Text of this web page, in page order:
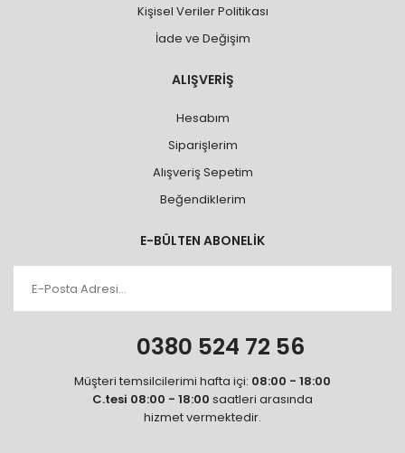
Kişisel Veriler Politikası
İade ve Değişim
ALIŞVERİŞ
Hesabım
Siparişlerim
Alışveriş Sepetim
Beğendiklerim
E-BÜLTEN ABONELİK
0380 524 72 56
Müşteri temsilcilerimi hafta içi: 08:00 - 18:00
C.tesi 08:00 - 18:00 saatleri arasında
hizmet vermektedir.